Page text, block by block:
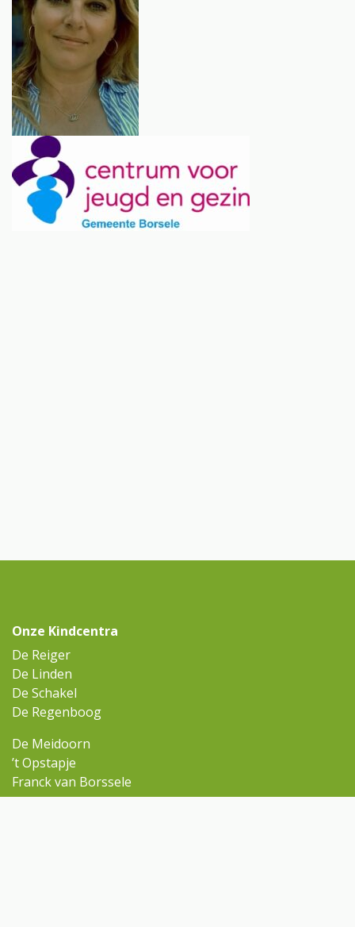
Onze Kindcentra
De Reiger
De Linden
De Schakel
De Regenboog
De Meidoorn
’t Opstapje
Franck van Borssele